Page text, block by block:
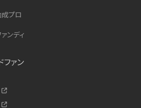
プロ
ンディ
ァン